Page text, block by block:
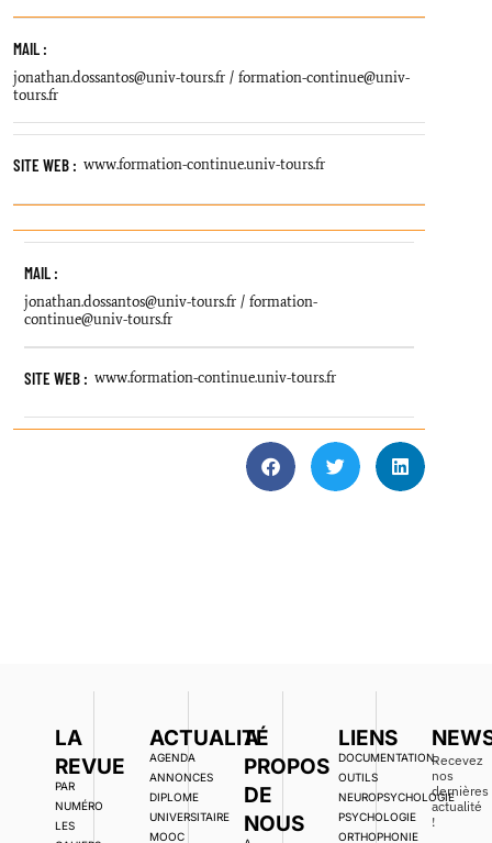
MAIL :
jonathan.dossantos@univ-tours.fr / formation-continue@univ-
tours.fr
SITE WEB : www.formation-continue.univ-tours.fr
MAIL :
jonathan.dossantos@univ-tours.fr / formation-
continue@univ-tours.fr
SITE WEB : www.formation-continue.univ-tours.fr
LA
REVUE
PAR
NUMÉRO
LES
ACTUALITÉ
AGENDA
ANNONCES
DIPLOME
UNIVERSITAIRE
MOOC
A
PROPOS
DE
NOUS
LIENS
DOCUMENTATION,
OUTILS
NEUROPSYCHOLOGIE
PSYCHOLOGIE
ORTHOPHONIE
Recevez
nos
dernières
actualité
!